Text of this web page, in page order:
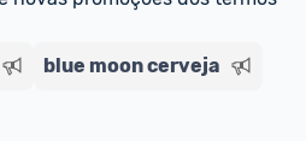
blue moon cerveja